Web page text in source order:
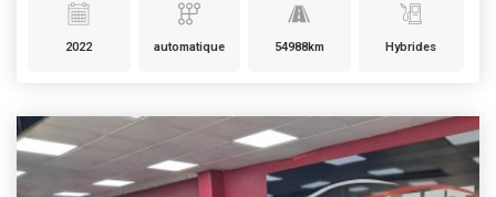
2022 automatique 54988km Hybrides